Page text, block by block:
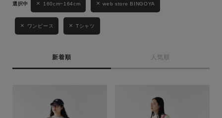
MENS LADIES
カテゴリ
160cm~164cm web store BINGOYA
ワンピース Tシャツ
新着順 人気順